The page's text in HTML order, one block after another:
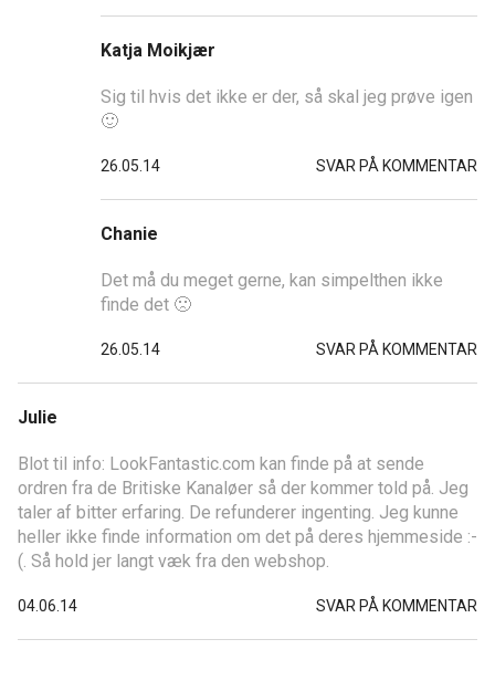
Katja Moikjær
Sig til hvis det ikke er der, så skal jeg prøve igen
🙂
26.05.14 SVAR PÅ KOMMENTAR
Chanie
Det må du meget gerne, kan simpelthen ikke
finde det 🙁
26.05.14 SVAR PÅ KOMMENTAR
Julie
Blot til info: LookFantastic.com kan finde på at sende
ordren fra de Britiske Kanaløer så der kommer told på. Jeg
taler af bitter erfaring. De refunderer ingenting. Jeg kunne
heller ikke finde information om det på deres hjemmeside :-
(. Så hold jer langt væk fra den webshop.
04.06.14 SVAR PÅ KOMMENTAR